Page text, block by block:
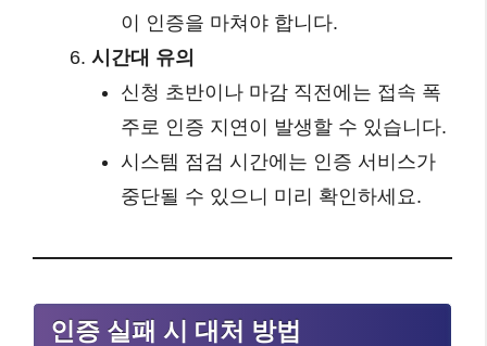
이 인증을 마쳐야 합니다.
시간대 유의
신청 초반이나 마감 직전에는 접속 폭
주로 인증 지연이 발생할 수 있습니다.
시스템 점검 시간에는 인증 서비스가
중단될 수 있으니 미리 확인하세요.
인증 실패 시 대처 방법